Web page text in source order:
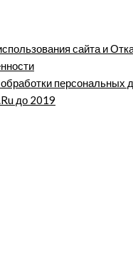
сайта и
персональных
до 2019